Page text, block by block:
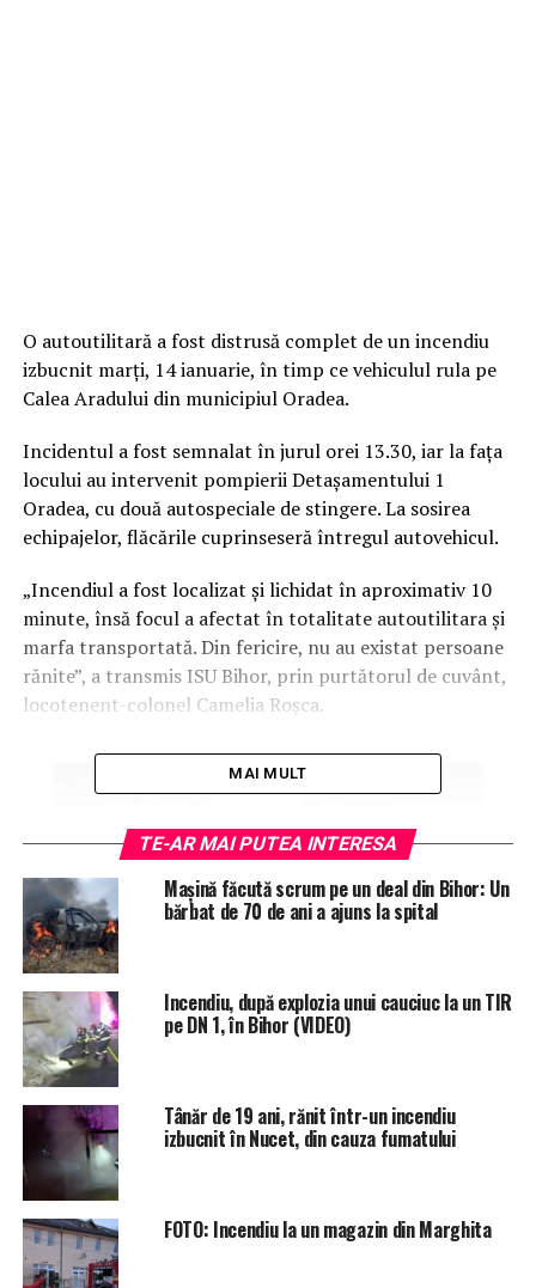
O autoutilitară a fost distrusă complet de un incendiu
izbucnit marți, 14 ianuarie, în timp ce vehiculul rula pe
Calea Aradului din municipiul Oradea.
Incidentul a fost semnalat în jurul orei 13.30, iar la fața
locului au intervenit pompierii Detașamentului 1
Oradea, cu două autospeciale de stingere. La sosirea
echipajelor, flăcările cuprinseseră întregul autovehicul.
„Incendiul a fost localizat și lichidat în aproximativ 10
minute, însă focul a afectat în totalitate autoutilitara și
marfa transportată. Din fericire, nu au existat persoane
rănite”, a transmis ISU Bihor, prin purtătorul de cuvânt,
locotenent-colonel Camelia Roșca.
ETICHETE:
URMATORUL
Băiat de 16 ani după gratii: a furat și a condus, fără
MAI MULT
TE-AR MAI PUTEA INTERESA
Mașină făcută scrum pe un deal din Bihor: Un
bărbat de 70 de ani a ajuns la spital
Incendiu, după explozia unui cauciuc la un TIR
pe DN 1, în Bihor (VIDEO)
Tânăr de 19 ani, rănit într-un incendiu
izbucnit în Nucet, din cauza fumatului
FOTO: Incendiu la un magazin din Marghita